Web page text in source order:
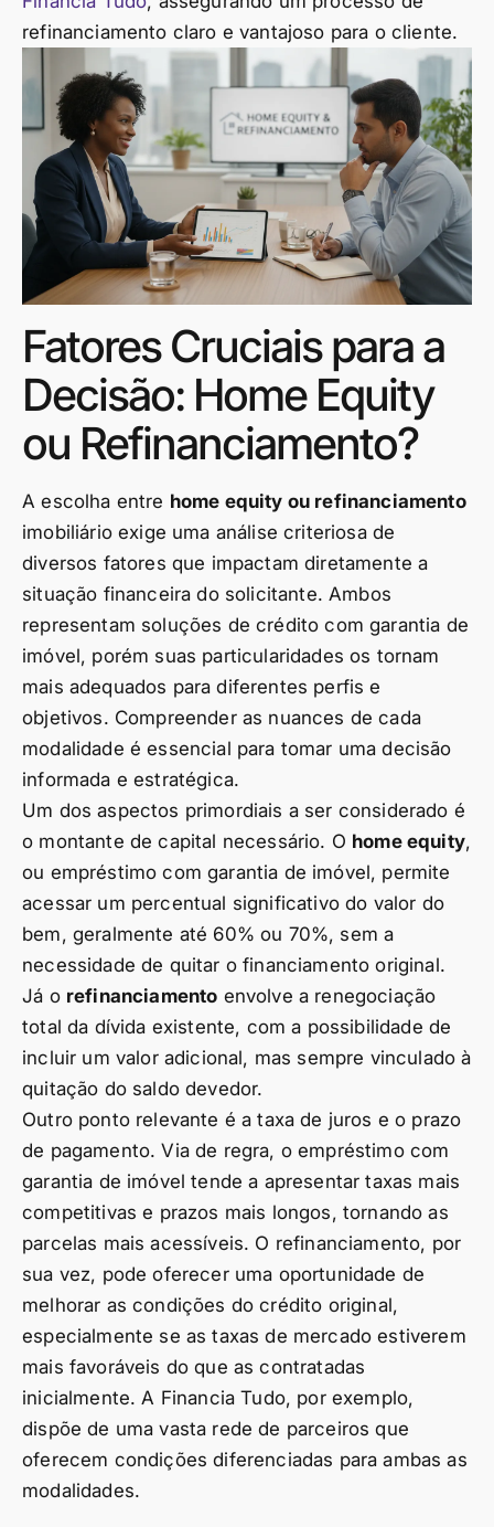
refinanciamento claro e vantajoso para o cliente.
Fatores Cruciais para a
Decisão: Home Equity
ou Refinanciamento?
A escolha entre home equity ou refinanciamento
imobiliário exige uma análise criteriosa de
diversos fatores que impactam diretamente a
situação financeira do solicitante. Ambos
representam soluções de crédito com garantia de
imóvel, porém suas particularidades os tornam
mais adequados para diferentes perfis e
objetivos. Compreender as nuances de cada
modalidade é essencial para tomar uma decisão
informada e estratégica.
Um dos aspectos primordiais a ser considerado é
o montante de capital necessário. O home equity,
ou empréstimo com garantia de imóvel, permite
acessar um percentual significativo do valor do
bem, geralmente até 60% ou 70%, sem a
necessidade de quitar o financiamento original.
Já o refinanciamento envolve a renegociação
total da dívida existente, com a possibilidade de
incluir um valor adicional, mas sempre vinculado à
quitação do saldo devedor.
Outro ponto relevante é a taxa de juros e o prazo
de pagamento. Via de regra, o empréstimo com
garantia de imóvel tende a apresentar taxas mais
competitivas e prazos mais longos, tornando as
parcelas mais acessíveis. O refinanciamento, por
sua vez, pode oferecer uma oportunidade de
melhorar as condições do crédito original,
especialmente se as taxas de mercado estiverem
mais favoráveis do que as contratadas
inicialmente. A Financia Tudo, por exemplo,
dispõe de uma vasta rede de parceiros que
oferecem condições diferenciadas para ambas as
modalidades.